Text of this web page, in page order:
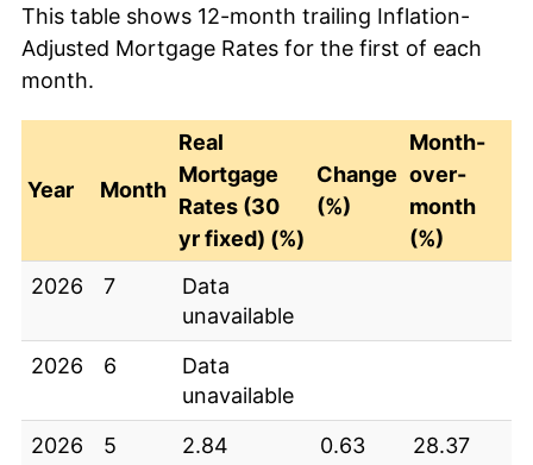
2017
1.58 -0.98
-38.21
2016
2015
3.98 1.10
38.12
1.14
65.09
0.67
62.37
2012
1.07 -1.75
-62
2010
2.08
2009
5.50 3.82
227.45
This table shows 12-month trailing Inflation-
Adjusted Mortgage Rates for the first of each
month.
Year Month
Real
Mortgage
Rates (30
yr fixed) (%)
Change
(%)
Month-
over-
month
(%)
2026
7
Data
unavailable
2026
6
Data
unavailable
2026
5 2.84 0.63
28.37